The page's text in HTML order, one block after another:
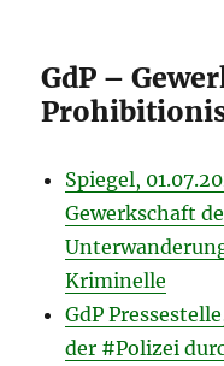
GdP –
Spiegel,
Gewerkschaft
Kriminelle
GdP
der #Polizei